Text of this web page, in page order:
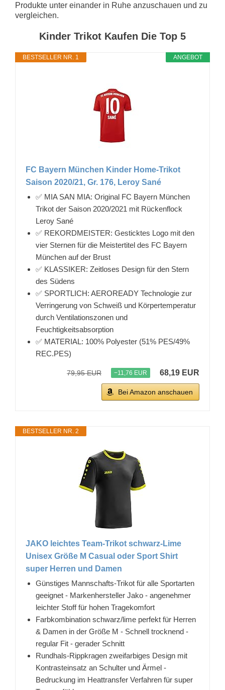
Produkte unter einander in Ruhe anzuschauen und zu
vergleichen.
Kinder Trikot Kaufen Die Top 5
ANGEBOT
BESTSELLER NR. 1
FC Bayern München Kinder Home-Trikot
Saison 2020/21, Gr. 176, Leroy Sané
✅ MIA SAN MIA: Original FC Bayern München
Trikot der Saison 2020/2021 mit Rückenflock
Leroy Sané
✅ REKORDMEISTER: Gesticktes Logo mit den
vier Sternen für die Meistertitel des FC Bayern
München auf der Brust
✅ KLASSIKER: Zeitloses Design für den Stern
des Südens
✅ SPORTLICH: AEROREADY Technologie zur
Verringerung von Schweiß und Körpertemperatur
durch Ventilationszonen und
Feuchtigkeitsabsorption
✅ MATERIAL: 100% Polyester (51% PES/49%
REC.PES)
79,95 EUR −11,76 EUR 68,19 EUR
Bei Amazon anschauen
BESTSELLER NR. 2
JAKO leichtes Team-Trikot schwarz-Lime
Unisex Größe M Casual oder Sport Shirt
super Herren und Damen
Günstiges Mannschafts-Trikot für alle Sportarten
geeignet - Markenhersteller Jako - angenehmer
leichter Stoff für hohen Tragekomfort
Farbkombination schwarz/lime perfekt für Herren
& Damen in der Größe M - Schnell trocknend -
regular Fit - gerader Schnitt
Rundhals-Rippkragen zweifarbiges Design mit
Kontrasteinsatz an Schulter und Ärmel -
Bedruckung im Heattransfer Verfahren für super